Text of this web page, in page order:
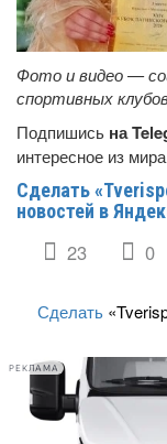
Фото и видео —
спортивных
Подпишись на
интересное из
Сделать
новостей в
23 0
Сделать
РЕКЛАМА